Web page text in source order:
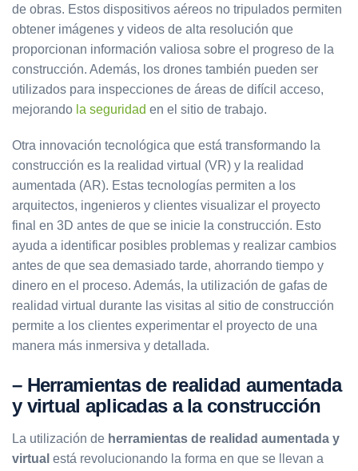
de obras. Estos dispositivos aéreos no tripulados permiten
obtener imágenes y videos de alta resolución que
proporcionan información valiosa sobre el progreso de la
construcción. Además, los drones también pueden ser
utilizados para inspecciones de áreas de difícil acceso,
mejorando la seguridad en el sitio de trabajo.
Otra innovación tecnológica que está transformando la
construcción es la realidad virtual (VR) y la realidad
aumentada (AR). Estas tecnologías permiten a los
arquitectos, ingenieros y clientes visualizar el proyecto
final en 3D antes de que se inicie la construcción. Esto
ayuda a identificar posibles problemas y realizar cambios
antes de que sea demasiado tarde, ahorrando tiempo y
dinero en el proceso. Además, la utilización de gafas de
realidad virtual durante las visitas al sitio de construcción
permite a los clientes experimentar el proyecto de una
manera más inmersiva y detallada.
– Herramientas de realidad aumentada
y virtual aplicadas a la construcción
La utilización de herramientas de realidad aumentada y
virtual está revolucionando la forma en que se llevan a